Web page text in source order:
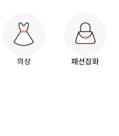
의상 패션잡화